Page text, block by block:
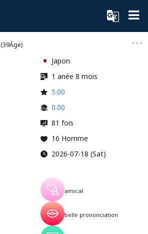
(39Âge)
Japon
1 anée 8 mois
5.00
0.00
81 fois
16 Homme
2026-07-18 (Sat)
amical
belle prononciation